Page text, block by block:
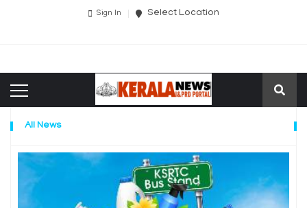
Sign In Select Location
All News